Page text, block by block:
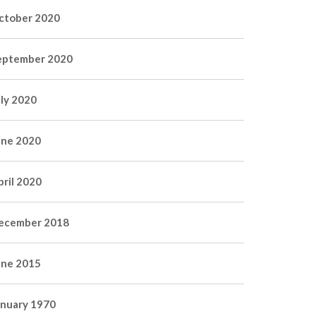
2020
2020
2020
2020
2020
2018
2015
1970